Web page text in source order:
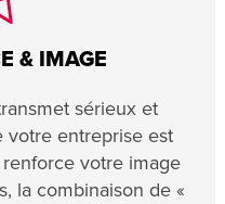
& IMAGE
sérieux et
votre entreprise est
votre image
la combinaison de «